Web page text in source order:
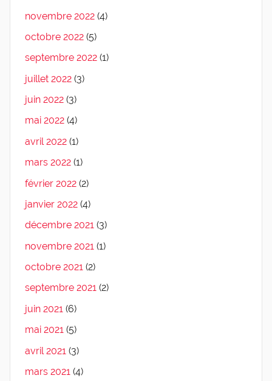
novembre 2022 (4)
octobre 2022 (5)
septembre 2022 (1)
juillet 2022 (3)
juin 2022 (3)
mai 2022 (4)
avril 2022 (1)
mars 2022 (1)
février 2022 (2)
janvier 2022 (4)
décembre 2021 (3)
novembre 2021 (1)
octobre 2021 (2)
septembre 2021 (2)
juin 2021 (6)
mai 2021 (5)
avril 2021 (3)
mars 2021 (4)